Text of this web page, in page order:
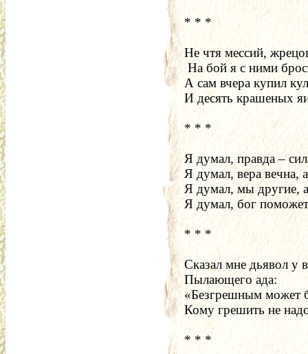
* * *
Не чтя мессий,
На бой я с ними
А сам вчера купил
И десять крашеных
* * *
Я думал, правда –
Я думал, вера вечна,
Я думал, мы другие,
Я думал, бог
* * *
Сказал мне дьявол у
Пылающего ада:
«Безгрешным может
Кому грешить не
* * *